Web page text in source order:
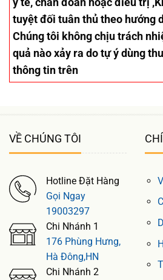
tuyệt đối tuân thủ theo hướng
Chúng tôi không chịu trách
quả nào xảy ra do tự ý dùng
thông tin trên
VỀ CHÚNG TÔI
Hotline Đặt Hàng
Gọi Ngay
19003297
Chi Nhánh 1
176 Phùng Hưng,
Hà Đông,HN
Chi Nhánh 2